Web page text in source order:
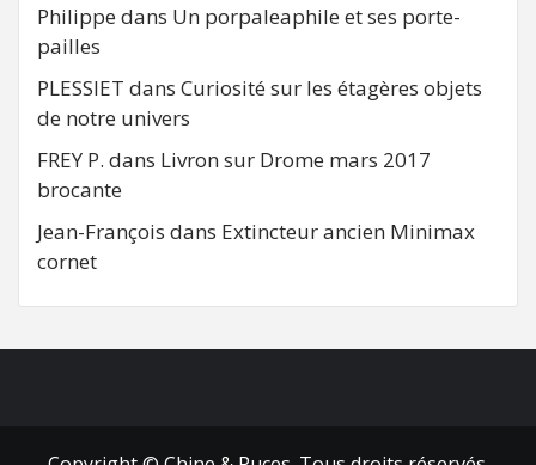
Philippe dans Un porpaleaphile et ses porte-
pailles
PLESSIET dans Curiosité sur les étagères objets
de notre univers
FREY P. dans Livron sur Drome mars 2017
brocante
Jean-François dans Extincteur ancien Minimax
cornet